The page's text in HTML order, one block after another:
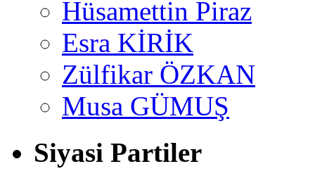
Hüsamettin Piraz
Esra KİRİK
Zülfikar ÖZKAN
Musa GÜMUŞ
Siyasi Partiler